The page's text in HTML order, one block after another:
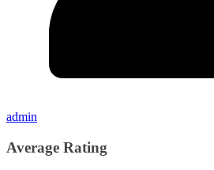
admin
Average Rating